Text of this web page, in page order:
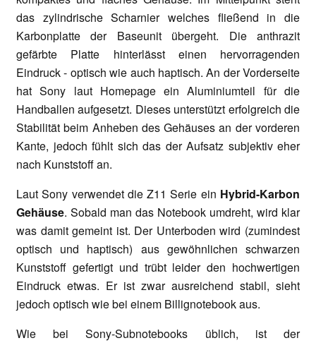
das zylindrische Scharnier welches fließend in die
Karbonplatte der Baseunit übergeht. Die anthrazit
gefärbte Platte hinterlässt einen hervorragenden
Eindruck - optisch wie auch haptisch. An der Vorderseite
hat Sony laut Homepage ein Aluminiumteil für die
Handballen aufgesetzt. Dieses unterstützt erfolgreich die
Stabilität beim Anheben des Gehäuses an der vorderen
Kante, jedoch fühlt sich das der Aufsatz subjektiv eher
nach Kunststoff an.
Laut Sony verwendet die Z11 Serie ein Hybrid-Karbon
Gehäuse. Sobald man das Notebook umdreht, wird klar
was damit gemeint ist. Der Unterboden wird (zumindest
optisch und haptisch) aus gewöhnlichen schwarzen
Kunststoff gefertigt und trübt leider den hochwertigen
Eindruck etwas. Er ist zwar ausreichend stabil, sieht
jedoch optisch wie bei einem Billignotebook aus.
Wie bei Sony-Subnotebooks üblich, ist der